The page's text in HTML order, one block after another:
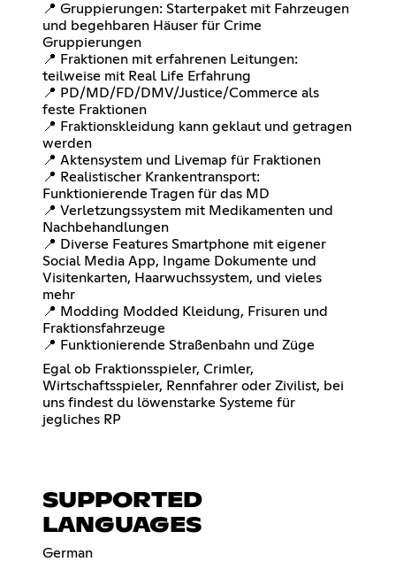
📍 Gruppierungen: Starterpaket mit Fahrzeugen
und begehbaren Häuser für Crime
Gruppierungen
📍 Fraktionen mit erfahrenen Leitungen:
teilweise mit Real Life Erfahrung
📍 PD/MD/FD/DMV/Justice/Commerce als
feste Fraktionen
📍 Fraktionskleidung kann geklaut und getragen
werden
📍 Aktensystem und Livemap für Fraktionen
📍 Realistischer Krankentransport:
Funktionierende Tragen für das MD
📍 Verletzungssystem mit Medikamenten und
Nachbehandlungen
📍 Diverse Features Smartphone mit eigener
Social Media App, Ingame Dokumente und
Visitenkarten, Haarwuchssystem, und vieles
mehr
📍 Modding Modded Kleidung, Frisuren und
Fraktionsfahrzeuge
📍 Funktionierende Straßenbahn und Züge
Egal ob Fraktionsspieler, Crimler,
Wirtschaftsspieler, Rennfahrer oder Zivilist, bei
uns findest du löwenstarke Systeme für
jegliches RP
SUPPORTED
LANGUAGES
German